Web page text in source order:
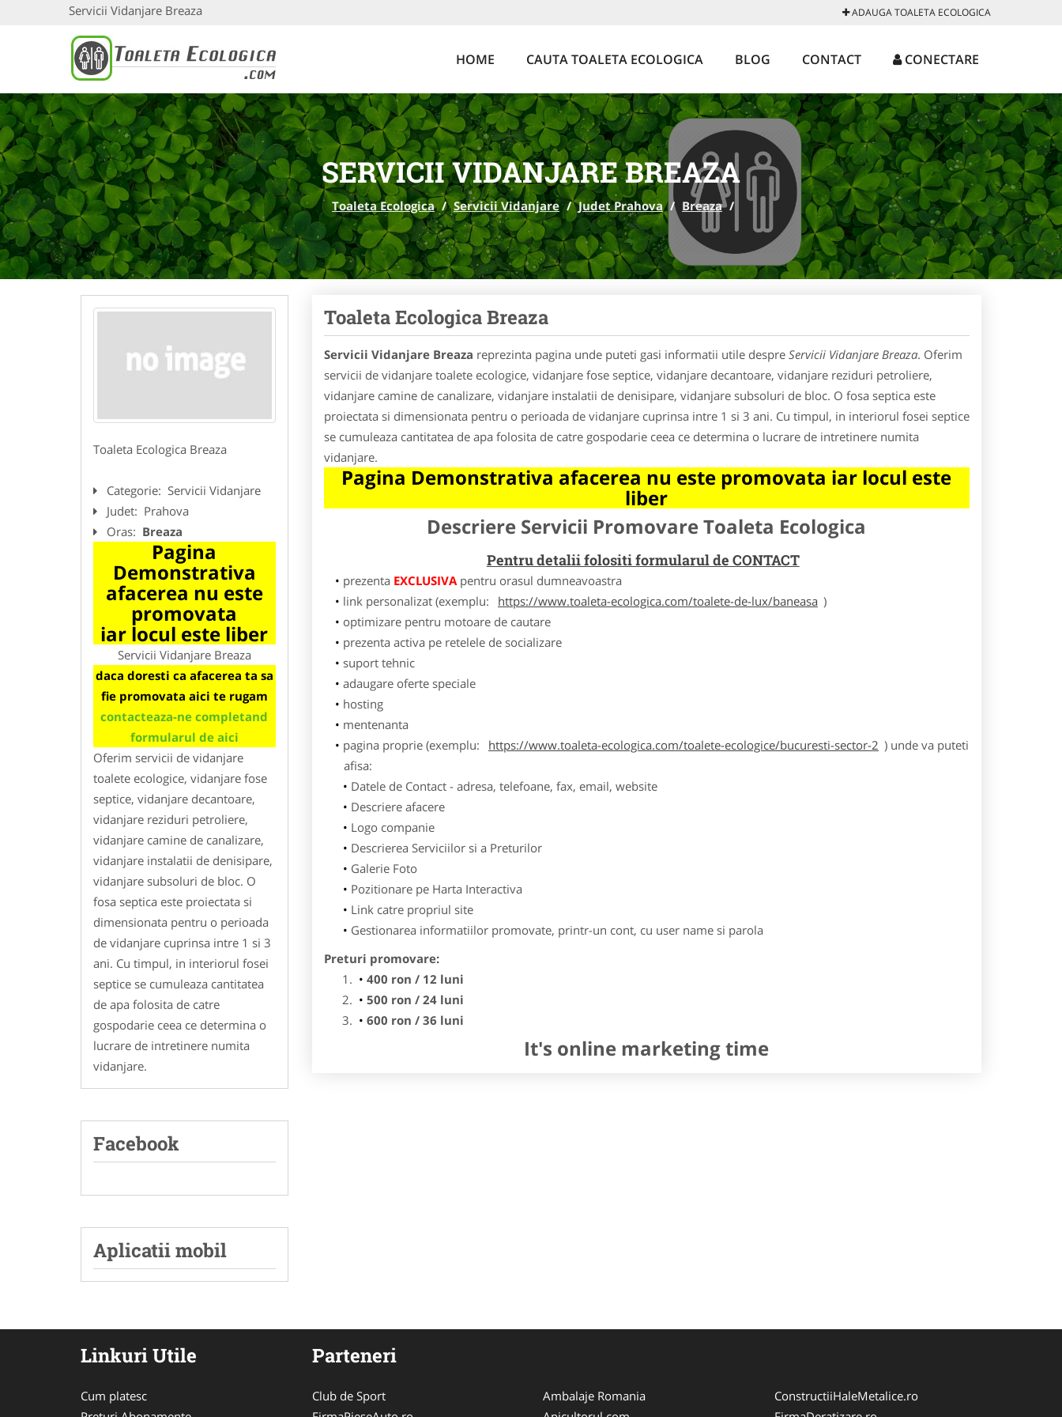
Servicii Vidanjare Breaza ADAUGA TOALETA ECOLOGICA
HOME CAUTA TOALETA ECOLOGICA BLOG CONTACT CONECTARE
SERVICII VIDANJARE BREAZA
Toaleta Ecologica / Servicii Vidanjare / Judet Prahova / Breaza /
Toaleta Ecologica Breaza
Categorie: Servicii Vidanjare
Judet: Prahova
Oras: Breaza
Pagina
Demonstrativa
afacerea nu este
promovata
iar locul este liber
Servicii Vidanjare Breaza
daca doresti ca afacerea ta sa
fie promovata aici te rugam
contacteaza-ne completand
formularul de aici
Oferim servicii de vidanjare
toalete ecologice, vidanjare fose
septice, vidanjare decantoare,
vidanjare reziduri petroliere,
vidanjare camine de canalizare,
vidanjare instalatii de denisipare,
vidanjare subsoluri de bloc. O
fosa septica este proiectata si
dimensionata pentru o perioada
de vidanjare cuprinsa intre 1 si 3
ani. Cu timpul, in interiorul fosei
septice se cumuleaza cantitatea
de apa folosita de catre
gospodarie ceea ce determina o
lucrare de intretinere numita
vidanjare.
Facebook
Aplicatii mobil
Toaleta Ecologica Breaza
Servicii Vidanjare Breaza reprezinta pagina unde puteti gasi informatii utile despre Servicii Vidanjare Breaza. Oferim
servicii de vidanjare toalete ecologice, vidanjare fose septice, vidanjare decantoare, vidanjare reziduri petroliere,
vidanjare camine de canalizare, vidanjare instalatii de denisipare, vidanjare subsoluri de bloc. O fosa septica este
proiectata si dimensionata pentru o perioada de vidanjare cuprinsa intre 1 si 3 ani. Cu timpul, in interiorul fosei septice
se cumuleaza cantitatea de apa folosita de catre gospodarie ceea ce determina o lucrare de intretinere numita
vidanjare.
Pagina Demonstrativa afacerea nu este promovata iar locul este
liber
Descriere Servicii Promovare Toaleta Ecologica
Pentru detalii folositi formularul de CONTACT
prezenta EXCLUSIVApentru orasul dumneavoastra
link personalizat (exemplu:
https://www.toaleta-ecologica.com/toalete-de-lux/baneasa )
optimizare pentru motoare de cautare
prezenta activa pe retelele de socializare
suport tehnic
adaugare oferte speciale
hosting
mentenanta
pagina proprie (exemplu:
https://www.toaleta-ecologica.com/toalete-ecologice/bucuresti-sector-2 ) unde va puteti
afisa:
Datele de Contact - adresa, telefoane, fax, email, website
Descriere afacere
Logo companie
Descrierea Serviciilor si a Preturilor
Galerie Foto
Pozitionare pe Harta Interactiva
Link catre propriul site
Gestionarea informatiilor promovate, printr-un cont, cu user name si parola
Preturi promovare:
400 ron / 12 luni
500 ron / 24 luni
600 ron / 36 luni
It's online marketing time
Linkuri Utile
Cum platesc
Parteneri
Club de Sport
Ambalaje Romania
ConstructiiHaleMetalice.ro